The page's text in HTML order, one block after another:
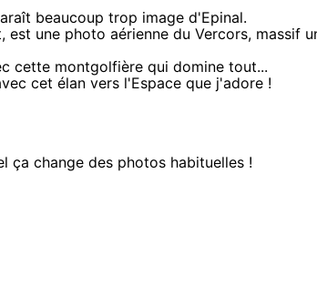
beaucoup trop image d'Epinal.
est une photo aérienne du Vercors, massif
cette montgolfière qui domine tout...
cet élan vers l'Espace que j'adore !
ça change des photos habituelles !